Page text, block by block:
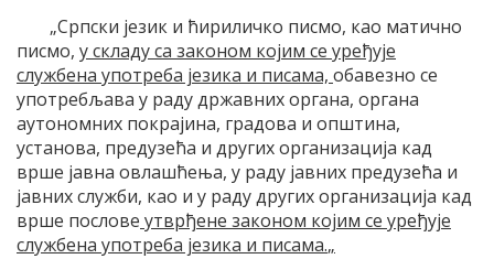
„Српски језик и ћириличко писмо, као матично
писмо, у складу са законом којим се уређује
службена употреба језика и писама, обавезно се
употребљава у раду државних органа, органа
аутономних покрајина, градова и општина,
установа, предузећа и других организација кад
врше јавна овлашћења, у раду јавних предузећа и
јавних служби, као и у раду других организација кад
врше послове утврђене законом којим се уређује
службена употреба језика и писама.„